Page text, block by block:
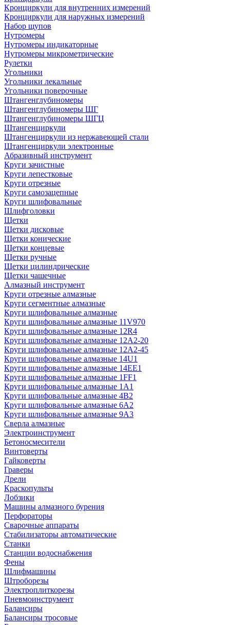
Кронциркули для внутренних измерений
Кронциркули для наружных измерений
Набор щупов
Нутромеры
Нутромеры индикаторные
Нутромеры микрометрические
Рулетки
Угольники
Угольники лекальные
Угольники поверочные
Штангенглубиномеры
Штангенглубиномеры ШГ
Штангенглубиномеры ШГЦ
Штангенциркули
Штангенциркули из нержавеющей стали
Штангенциркули электронные
Абразивный инструмент
Круги зачистные
Круги лепестковые
Круги отрезные
Круги самозацепные
Круги шлифовальные
Шлифголовки
Щетки
Щетки дисковые
Щетки конические
Щетки концевые
Щетки ручные
Щетки цилиндрические
Щетки чашечные
Алмазный инструмент
Круги отрезные алмазные
Круги сегментные алмазные
Круги шлифовальные алмазные
Круги шлифовальные алмазные 11V970
Круги шлифовальные алмазные 12R4
Круги шлифовальные алмазные 12А2-20
Круги шлифовальные алмазные 12А2-45
Круги шлифовальные алмазные 14U1
Круги шлифовальные алмазные 14ЕЕ1
Круги шлифовальные алмазные 1FF1
Круги шлифовальные алмазные 1А1
Круги шлифовальные алмазные 4В2
Круги шлифовальные алмазные 6A2
Круги шлифовальные алмазные 9А3
Сверла алмазные
Электроинструмент
Бетоносмесители
Винтоверты
Гайковерты
Граверы
Дрели
Краскопульты
Лобзики
Машины алмазного бурения
Перфораторы
Сварочные аппараты
Стабилизаторы автоматические
Станки
Станции водоснабжения
Фены
Шлифмашины
Штроборезы
Электроплиткорезы
Пневмоинструмент
Балансиры
Балансиры тросовые